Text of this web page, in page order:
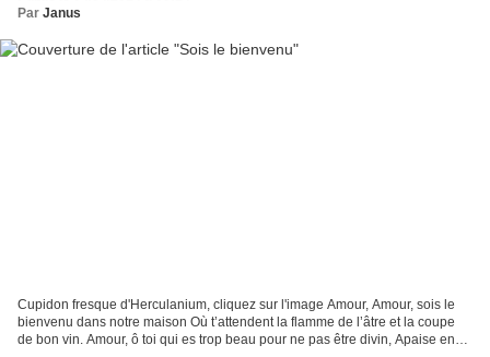
Par Janus
Cupidon fresque d'Herculanium, cliquez sur l'image Amour, Amour, sois le
bienvenu dans notre maison Où t’attendent la flamme de l’âtre et la coupe
de bon vin. Amour, ô toi qui es trop beau pour ne pas être divin, Apaise en